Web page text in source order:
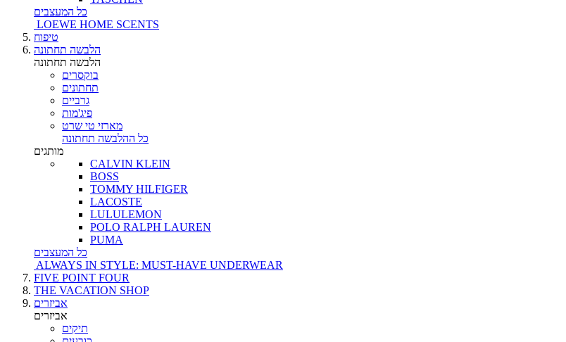
כל המעצבים
LOEWE HOME SCENTS
טיפוח
הלבשה תחתונה
הלבשה תחתונה
בוקסרים
תחתונים
גרביים
פיג'מות
מארזי טי שרט
כל ההלבשה תחתונה
מותגים
CALVIN KLEIN
BOSS
TOMMY HILFIGER
LACOSTE
LULULEMON
POLO RALPH LAUREN
PUMA
כל המעצבים
ALWAYS IN STYLE: MUST-HAVE UNDERWEAR
FIVE POINT FOUR
THE VACATION SHOP
אביזרים
אביזרים
תיקים